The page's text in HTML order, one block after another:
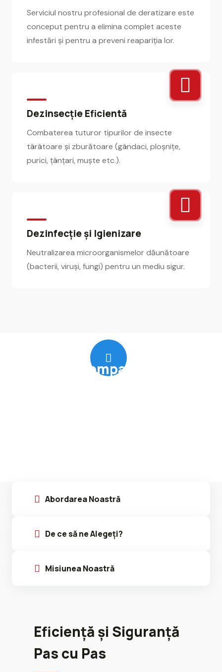
Serviciul nostru profesional de deratizare este
conceput pentru a elimina complet aceste
infestări și pentru a preveni reapariția lor.
Dezinsecție Eficientă
Combaterea tuturor tipurilor de insecte
târâtoare și zburătoare (gândaci, ploșnițe,
purici, țânțari, muște etc.).
Dezinfecție și Igienizare
Neutralizarea microorganismelor dăunătoare
(bacterii, viruși, fungi) pentru un mediu sigur.
DDD Company Iasi :
Abordarea Noastră
De ce să ne Alegeți?
Misiunea Noastră
Eficiență și Siguranță
Pas cu Pas